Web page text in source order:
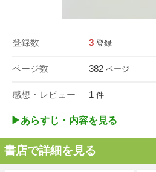
登録数 3 登録
ページ数 382 ページ
感想・レビュー 1 件
▶︎あらすじ・内容を見る
書店で詳細を見る